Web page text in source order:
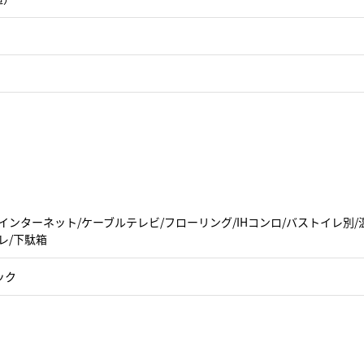
ンターネット/ケーブルテレビ/フローリング/IHコンロ/バストイレ別
/下駄箱
ク